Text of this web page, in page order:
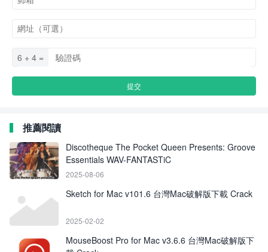
6 + 4 =
推薦閱讀
Discotheque The Pocket Queen Presents: Groove
Essentials WAV-FANTASTiC
2025-08-06
Sketch for Mac v101.6 台灣Mac破解版下載 Crack
2025-02-02
MouseBoost Pro for Mac v3.6.6 台灣Mac破解版下